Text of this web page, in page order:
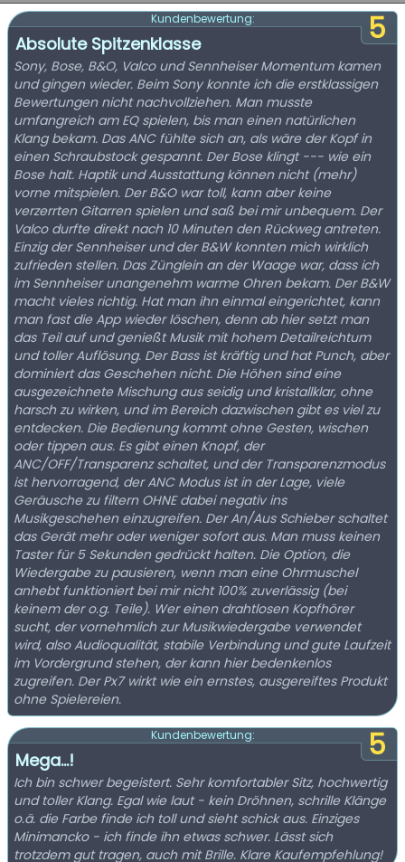
5
Kundenbewertung:
Absolute Spitzenklasse
Sony, Bose, B&O, Valco und Sennheiser Momentum kamen
und gingen wieder. Beim Sony konnte ich die erstklassigen
Bewertungen nicht nachvollziehen. Man musste
umfangreich am EQ spielen, bis man einen natürlichen
Klang bekam. Das ANC fühlte sich an, als wäre der Kopf in
einen Schraubstock gespannt. Der Bose klingt --- wie ein
Bose halt. Haptik und Ausstattung können nicht (mehr)
vorne mitspielen. Der B&O war toll, kann aber keine
verzerrten Gitarren spielen und saß bei mir unbequem. Der
Valco durfte direkt nach 10 Minuten den Rückweg antreten.
Einzig der Sennheiser und der B&W konnten mich wirklich
zufrieden stellen. Das Zünglein an der Waage war, dass ich
im Sennheiser unangenehm warme Ohren bekam. Der B&W
macht vieles richtig. Hat man ihn einmal eingerichtet, kann
man fast die App wieder löschen, denn ab hier setzt man
das Teil auf und genießt Musik mit hohem Detailreichtum
und toller Auflösung. Der Bass ist kräftig und hat Punch, aber
dominiert das Geschehen nicht. Die Höhen sind eine
ausgezeichnete Mischung aus seidig und kristallklar, ohne
harsch zu wirken, und im Bereich dazwischen gibt es viel zu
entdecken. Die Bedienung kommt ohne Gesten, wischen
oder tippen aus. Es gibt einen Knopf, der
ANC/OFF/Transparenz schaltet, und der Transparenzmodus
ist hervorragend, der ANC Modus ist in der Lage, viele
Geräusche zu filtern OHNE dabei negativ ins
Musikgeschehen einzugreifen. Der An/Aus Schieber schaltet
das Gerät mehr oder weniger sofort aus. Man muss keinen
Taster für 5 Sekunden gedrückt halten. Die Option, die
Wiedergabe zu pausieren, wenn man eine Ohrmuschel
anhebt funktioniert bei mir nicht 100% zuverlässig (bei
keinem der o.g. Teile). Wer einen drahtlosen Kopfhörer
sucht, der vornehmlich zur Musikwiedergabe verwendet
wird, also Audioqualität, stabile Verbindung und gute Laufzeit
im Vordergrund stehen, der kann hier bedenkenlos
zugreifen. Der Px7 wirkt wie ein ernstes, ausgereiftes Produkt
ohne Spielereien.
5
Kundenbewertung:
Mega...!
Ich bin schwer begeistert. Sehr komfortabler Sitz, hochwertig
und toller Klang. Egal wie laut - kein Dröhnen, schrille Klänge
o.ä. die Farbe finde ich toll und sieht schick aus. Einziges
Minimancko - ich finde ihn etwas schwer. Lässt sich
trotzdem gut tragen, auch mit Brille. Klare Kaufempfehlung!